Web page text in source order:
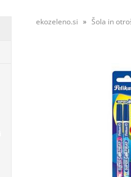
ekozeleno.si Šola in